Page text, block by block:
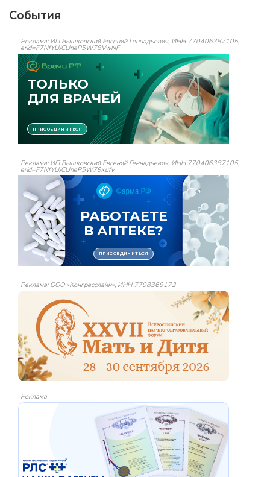
События
Реклама: ИП Вышковский Евгений Геннадьевич, ИНН 770406387105,
erid=F7NfYUJCUneP5W78VwNF
Реклама: ИП Вышковский Евгений Геннадьевич, ИНН 770406387105,
erid=F7NfYUJCUneP5W79xufv
Реклама: ООО «Конгресслайн», ИНН 7708369172
Реклама